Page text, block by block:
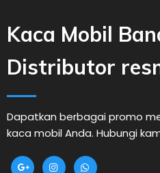
Kaca Mobil
Distributor
Dapatkan berbagai promo
kaca mobil Anda. Hubungi